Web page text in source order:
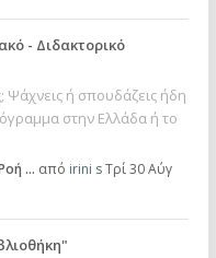
- Διδακτορικό
Ψάχνεις ή σπουδάζεις ήδη
στην Ελλάδα ή το
… από irini sΤρί 30 Αύγ